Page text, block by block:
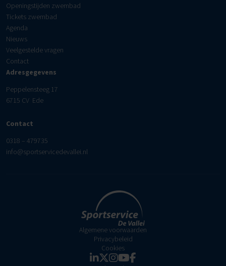
Openingstijden zwembad
Tickets zwembad
Agenda
Nieuws
Veelgestelde vragen
Contact
Adresgegevens
Peppelensteeg 17
6715 CV Ede
Contact
0318 – 479735
info@sportservicedevallei.nl
Algemene voorwaarden
Privacybeleid
Cookies